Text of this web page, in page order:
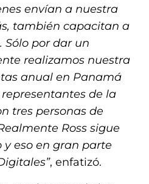
envían a nuestra
también capacitan a
Sólo por dar un
realizamos nuestra
anual en Panamá
de la
tres personas de
Ross sigue
y eso en gran parte
, enfatizó.